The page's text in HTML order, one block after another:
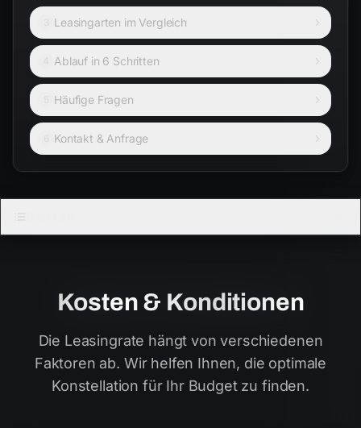
Leasingarten im Vergleich
Ablauf in 6 Schritten
Häufige Fragen
Kontakt & Anfrage
Kosten & Konditionen
Die Leasingrate hängt von verschiedenen
Faktoren ab. Wir helfen Ihnen, die optimale
Konstellation für Ihr Budget zu finden.